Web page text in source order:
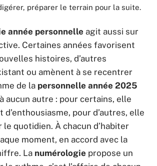
préparer le terrain pour la suite.
année personnelle agit aussi sur
Certaines années favorisent
histoires, d’autres
ou amènent à se recentrer
de la personnelle année 2025
aucun autre : pour certains, elle
pour d’autres, elle
quotidien. À chacun d’habiter
moment, en accord avec la
La numérologie propose un